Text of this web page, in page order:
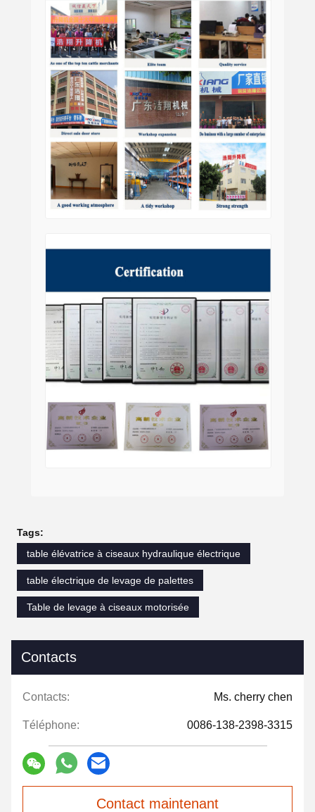
Tags:
table élévatrice à ciseaux hydraulique électrique
table électrique de levage de palettes
Table de levage à ciseaux motorisée
Contacts
Contacts: Ms. cherry chen
Téléphone: 0086-138-2398-3315
Contact maintenant